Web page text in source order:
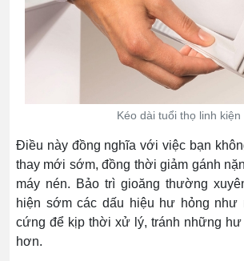
Kéo dài tuổi thọ linh kiện
Điều này đồng nghĩa với việc bạn
thay mới sớm, đồng thời giảm gánh
máy nén. Bảo trì gioăng thường
hiện sớm các dấu hiệu hư hỏng như
cứng để kịp thời xử lý, tránh những hư
hơn.